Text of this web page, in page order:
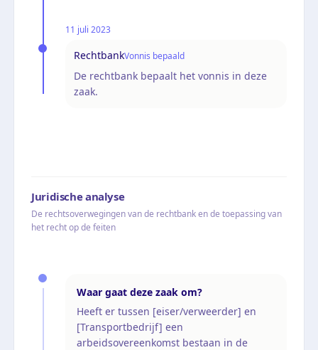
11 juli 2023
RechtbankVonnis bepaald
De rechtbank bepaalt het vonnis in deze
zaak.
Juridische analyse
De rechtsoverwegingen van de rechtbank en de toepassing van
het recht op de feiten
Waar gaat deze zaak om?
Heeft er tussen [eiser/verweerder] en
[Transportbedrijf] een
arbeidsovereenkomst bestaan in de